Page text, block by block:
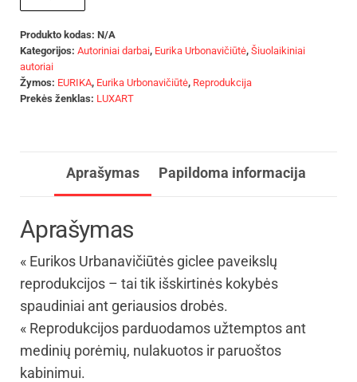
Produkto kodas: N/A
Kategorijos: Autoriniai darbai, Eurika Urbonavičiūtė, Šiuolaikiniai
autoriai
Žymos: EURIKA, Eurika Urbonavičiūtė, Reprodukcija
Prekės ženklas: LUXART
Aprašymas Papildoma informacija
Aprašymas
« Eurikos Urbanavičiūtės giclee paveikslų
reprodukcijos – tai tik išskirtinės kokybės
spaudiniai ant geriausios drobės.
« Reprodukcijos parduodamos užtemptos ant
medinių porėmių, nulakuotos ir paruoštos
kabinimui.